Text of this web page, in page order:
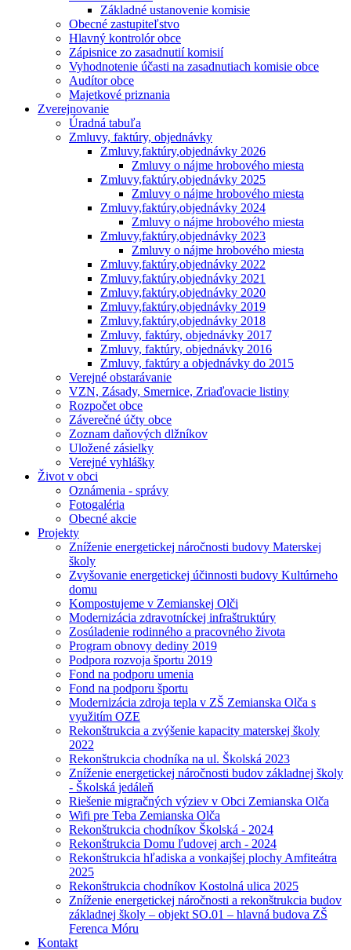
Základné ustanovenie komisie
Obecné zastupiteľstvo
Hlavný kontrolór obce
Zápisnice zo zasadnutií komisií
Vyhodnotenie účasti na zasadnutiach komisie obce
Audítor obce
Majetkové priznania
Zverejnovanie
Úradná tabuľa
Zmluvy, faktúry, objednávky
Zmluvy,faktúry,objednávky 2026
Zmluvy o nájme hrobového miesta
Zmluvy,faktúry,objednávky 2025
Zmluvy o nájme hrobového miesta
Zmluvy,faktúry,objednávky 2024
Zmluvy o nájme hrobového miesta
Zmluvy,faktúry,objednávky 2023
Zmluvy o nájme hrobového miesta
Zmluvy,faktúry,objednávky 2022
Zmluvy,faktúry,objednávky 2021
Zmluvy,faktúry,objednávky 2020
Zmluvy,faktúry,objednávky 2019
Zmluvy,faktúry,objednávky 2018
Zmluvy, faktúry, objednávky 2017
Zmluvy, faktúry, objednávky 2016
Zmluvy, faktúry a objednávky do 2015
Verejné obstarávanie
VZN, Zásady, Smernice, Zriaďovacie listiny
Rozpočet obce
Záverečné účty obce
Zoznam daňových dlžníkov
Uložené zásielky
Verejné vyhlášky
Život v obci
Oznámenia - správy
Fotogaléria
Obecné akcie
Projekty
Zníženie energetickej náročnosti budovy Materskej
školy
Zvyšovanie energetickej účinnosti budovy Kultúrneho
domu
Kompostujeme v Zemianskej Olči
Modernizácia zdravotníckej infraštruktúry
Zosúladenie rodinného a pracovného života
Program obnovy dediny 2019
Podpora rozvoja športu 2019
Fond na podporu umenia
Fond na podporu športu
Modernizácia zdroja tepla v ZŠ Zemianska Olča s
využitím OZE
Rekonštrukcia a zvýšenie kapacity materskej školy
2022
Rekonštrukcia chodníka na ul. Školská 2023
Zníženie energetickej náročnosti budov základnej školy
- Školská jedáleň
Riešenie migračných výziev v Obci Zemianska Olča
Wifi pre Teba Zemianska Olča
Rekonštrukcia chodníkov Školská - 2024
Rekonštrukcia Domu ľudovej arch - 2024
Rekonštrukcia hľadiska a vonkajšej plochy Amfiteátra
2025
Rekonštrukcia chodníkov Kostolná ulica 2025
Zníženie energetickej náročnosti a rekonštrukcia budov
základnej školy – objekt SO.01 – hlavná budova ZŠ
Ferenca Móru
Kontakt